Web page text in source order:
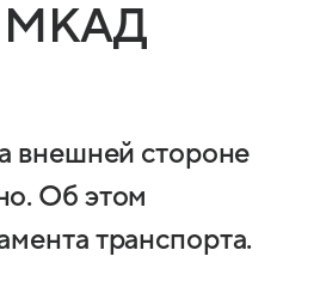
МКАД
внешней стороне
Об этом
транспорта.